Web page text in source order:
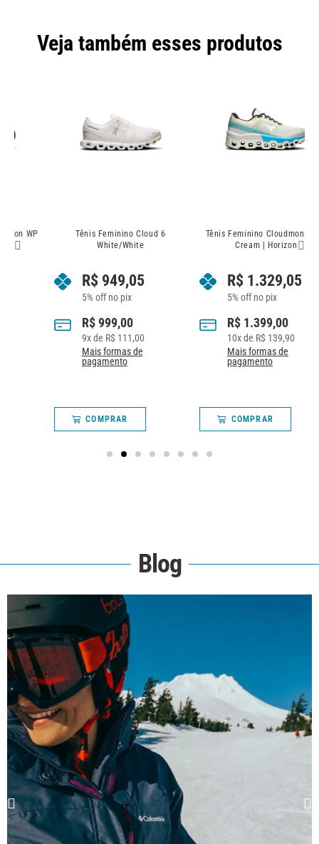
Veja também esses produtos
Tênis Feminino Cloud 6
White/White
R$949,05
5% off no pix
R$999,00
111,00
Mais formas de
pagamento
COMPRAR
Tênis Feminino Cloudmonster 2
Cream | Horizon
R$1.329,05
5% off no pix
R$1.399,00
R$139,90
Mais formas de
pagamento
COMPRAR
Blog